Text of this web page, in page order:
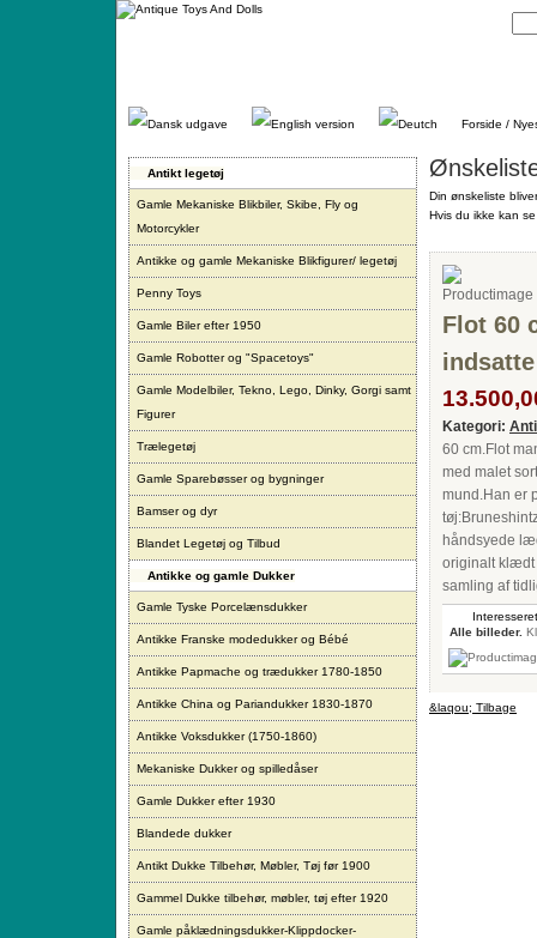
Gå
Forside /
Antikt legetøj
Gamle Mekaniske Blikbiler, Skibe, Fly og
Motorcykler
Antikke og gamle Mekaniske Blikfigurer/ legetøj
Penny Toys
Gamle Biler efter 1950
Gamle Robotter og "Spacetoys"
Gamle Modelbiler, Tekno, Lego, Dinky, Gorgi samt
Figurer
Trælegetøj
Gamle Sparebøsser og bygninger
Bamser og dyr
Blandet Legetøj og Tilbud
Antikke og gamle Dukker
Gamle Tyske Porcelænsdukker
Antikke Franske modedukker og Bébé
Antikke Papmache og trædukker 1780-1850
Antikke China og Pariandukker 1830-1870
Antikke Voksdukker (1750-1860)
Mekaniske Dukker og spilledåser
Gamle Dukker efter 1930
Blandede dukker
Antikt Dukke Tilbehør, Møbler, Tøj før 1900
Gammel Dukke tilbehør, møbler, tøj efter 1920
Gamle påklædningsdukker-Klippdocker-
Din ønskeliste
Hvis du ikke kan
Flot 60
Kategori:
60 cm.Flot
med malet
mund.Han er
håndsyede
originalt klædt
samling af
Alle billeder.
&laqou; Tilbage